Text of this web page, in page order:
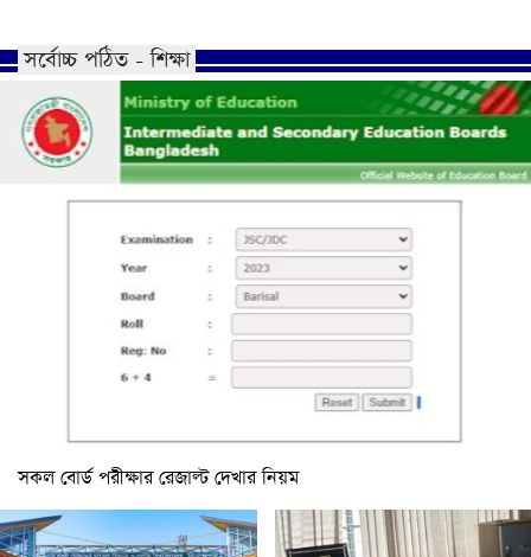
সর্বোচ্চ পঠিত - শিক্ষা
সকল বোর্ড পরীক্ষার রেজাল্ট দেখার নিয়ম